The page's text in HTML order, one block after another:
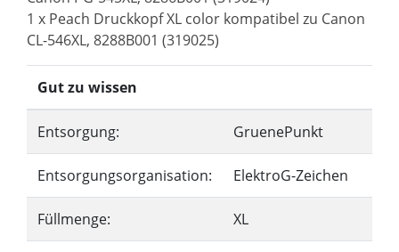
1 x Peach Druckkopf XL color kompatibel zu Canon
CL-546XL, 8288B001 (319025)
Gut zu wissen
Entsorgung: GruenePunkt
Entsorgungsorganisation: ElektroG-Zeichen
Füllmenge: XL